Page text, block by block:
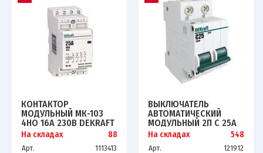
КОНТАКТОР
МОДУЛЬНЫЙ МК-103
4НО 16А 230В DEKRAFT
18053DEK
На складах 88
Арт.
1113413
ВЫКЛЮЧАТЕЛЬ
АВТОМАТИЧЕСКИЙ
МОДУЛЬНЫЙ 2П C 25А
4.5КА ВА-101 SCHE
11068DEK
На складах 548
Арт.
121912